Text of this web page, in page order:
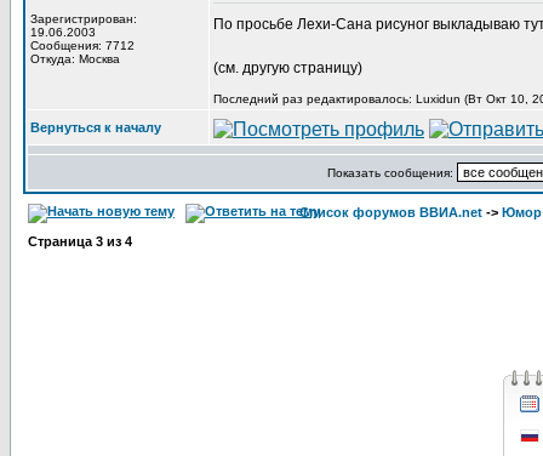
Зарегистрирован:
19.06.2003
Сообщения: 7712
Откуда: Москва
По просьбе Лехи-Сана рисуног выкладываю
(см. другую страницу)
Последний раз редактировалось: Luxidun (Вт Окт 10,
Вернуться к началу
Показать сообщения:
Список форумов ВВИА.net -> Юмор
Страница 3 из 4